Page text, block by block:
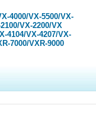
4000/VX-5500/VX-
VX-2200/VX
4104/VX-4207/VX-
7000/VXR-9000